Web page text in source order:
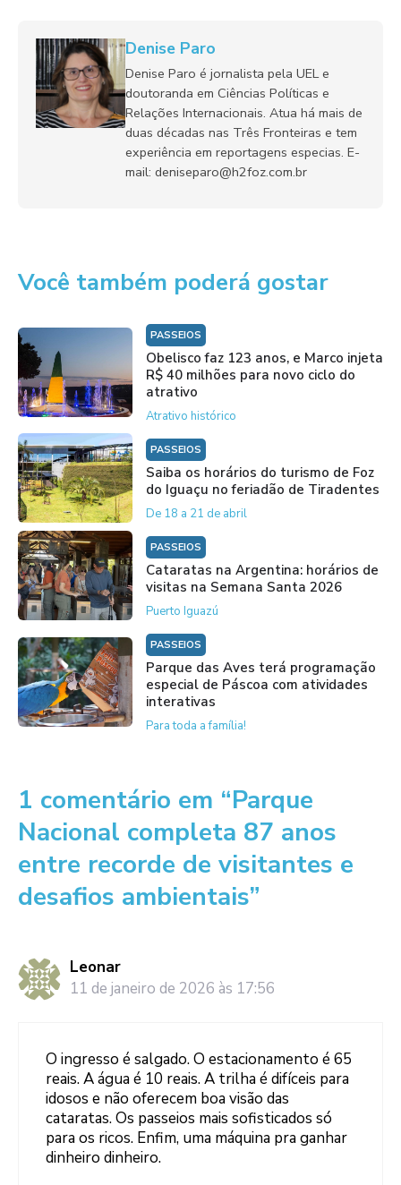
Denise Paro
Denise Paro é jornalista pela UEL e
doutoranda em Ciências Políticas e
Relações Internacionais. Atua há mais de
duas décadas nas Três Fronteiras e tem
experiência em reportagens especias. E-
mail: deniseparo@h2foz.com.br
Você também poderá gostar
PASSEIOS
Obelisco faz 123 anos, e Marco injeta
R$ 40 milhões para novo ciclo do
atrativo
Atrativo histórico
PASSEIOS
Saiba os horários do turismo de Foz
do Iguaçu no feriadão de Tiradentes
De 18 a 21 de abril
PASSEIOS
Cataratas na Argentina: horários de
visitas na Semana Santa 2026
Puerto Iguazú
PASSEIOS
Parque das Aves terá programação
especial de Páscoa com atividades
interativas
Para toda a família!
1 comentário em “Parque
Nacional completa 87 anos
entre recorde de visitantes e
desafios ambientais”
Leonar
11 de janeiro de 2026 às 17:56
O ingresso é salgado. O estacionamento é 65
reais. A água é 10 reais. A trilha é difíceis para
idosos e não oferecem boa visão das
cataratas. Os passeios mais sofisticados só
para os ricos. Enfim, uma máquina pra ganhar
dinheiro dinheiro.